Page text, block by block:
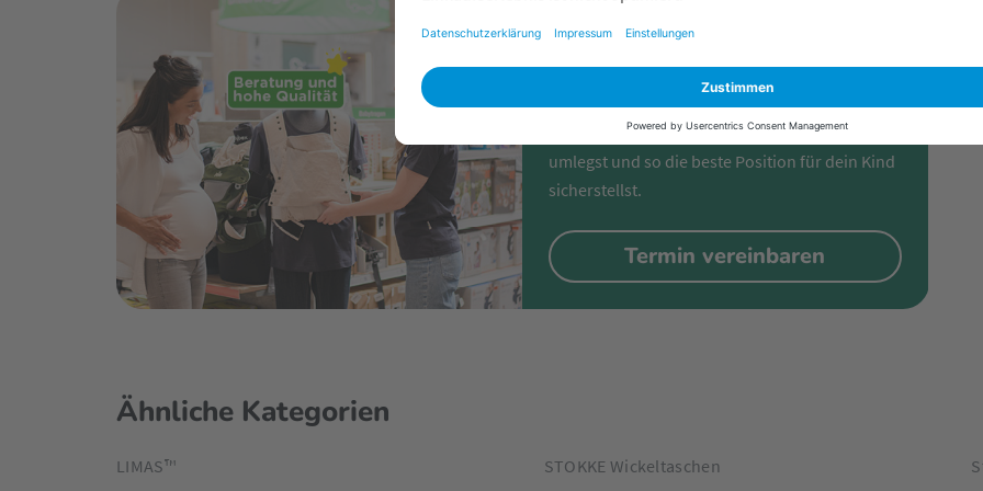
Trage-Beratung im
Fachmarkt
In unseren Fachmärkten zeigen wir dir Schritt
für Schritt, wie du deine Babytrage richtig
umlegst und so die beste Position für dein Kind
sicherstellst.
Termin vereinbaren
Ähnliche Kategorien
LIMAS™
STOKKE Wickeltaschen